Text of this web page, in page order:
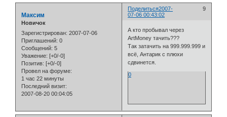
Поделиться 9
2007-
07-06 00:43:02
Максим
Новичок
Зарегистрирован: 2007-07-06
Приглашений: 0
Сообщений: 5
Уважение: [+0/-0]
Позитив: [+0/-0]
Провел на форуме:
1 час 22 минуты
Последний визит:
2007-08-20 00:04:05
А кто пробывал через
ArtMoney тачить???
Так затачить на 999.999.999 и
всё, Антарик с плюхи
сдвинется.
0